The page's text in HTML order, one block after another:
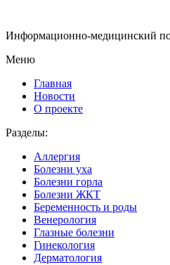
Информационно-медицинский
Меню
Главная
Новости
О проекте
Разделы:
Аллергия
Болезни уха
Болезни горла
Болезни ЖКТ
Беременность и роды
Венерология
Глазные болезни
Гинекология
Дерматология